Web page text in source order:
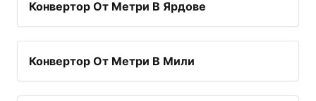
Конвертор От Метри В Ярдове
Конвертор От Метри В Мили